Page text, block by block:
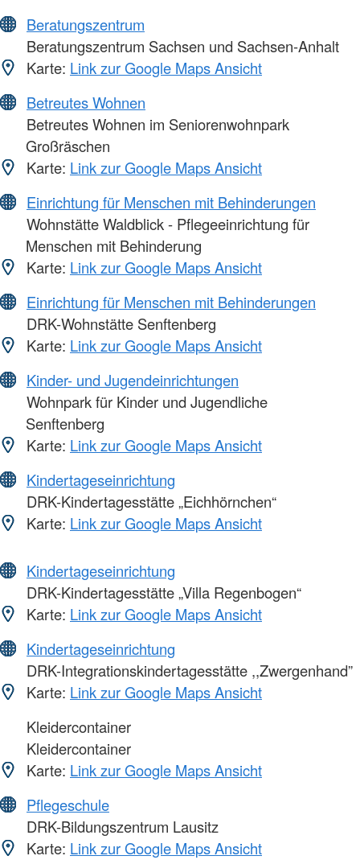
Beratungszentrum
Beratungszentrum Sachsen und Sachsen-Anhalt
Karte: Link zur Google Maps Ansicht
Betreutes Wohnen
Betreutes Wohnen im Seniorenwohnpark
Großräschen
Karte: Link zur Google Maps Ansicht
Einrichtung für Menschen mit Behinderungen
Wohnstätte Waldblick - Pflegeeinrichtung für
Menschen mit Behinderung
Karte: Link zur Google Maps Ansicht
Einrichtung für Menschen mit Behinderungen
DRK-Wohnstätte Senftenberg
Karte: Link zur Google Maps Ansicht
Kinder- und Jugendeinrichtungen
Wohnpark für Kinder und Jugendliche
Senftenberg
Karte: Link zur Google Maps Ansicht
Kindertageseinrichtung
DRK-Kindertagesstätte „Eichhörnchen“
Karte: Link zur Google Maps Ansicht
Kindertageseinrichtung
DRK-Kindertagesstätte „Villa Regenbogen“
Karte: Link zur Google Maps Ansicht
Kindertageseinrichtung
DRK-Integrationskindertagesstätte ,,Zwergenhand”
Karte: Link zur Google Maps Ansicht
Kleidercontainer
Kleidercontainer
Karte: Link zur Google Maps Ansicht
Pflegeschule
DRK-Bildungszentrum Lausitz
Karte: Link zur Google Maps Ansicht